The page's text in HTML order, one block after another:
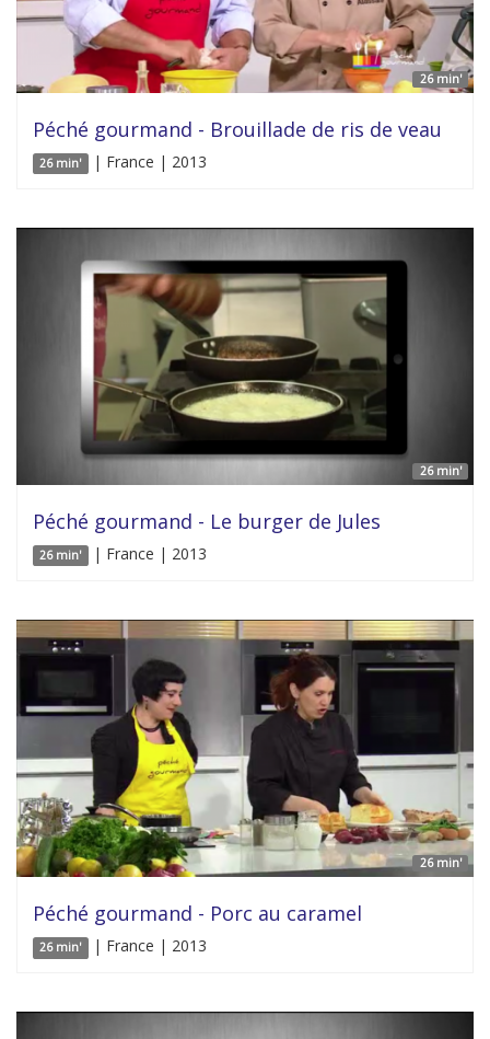
26 min'
Péché gourmand - Brouillade de ris de veau
26 min' | France | 2013
26 min'
Péché gourmand - Le burger de Jules
26 min' | France | 2013
26 min'
Péché gourmand - Porc au caramel
26 min' | France | 2013